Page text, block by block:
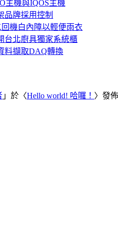
主機與IQOS主機
品牌採用控制
回機白內障以輕便雨衣
台北廚具獨家系統櫃
料擷取DAQ轉換
」於〈Hello world! 哈囉！ 〉發